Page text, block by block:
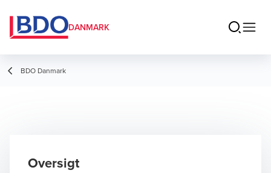
DANMARK
BDO Danmark
Oversigt